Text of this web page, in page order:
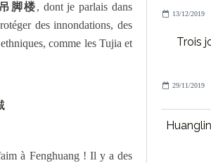
脚楼, dont je parlais dans
des innondations, des
comme les Tujia et
à Fenghuang ! Il y a des
13/12/2019
Trois
29/11/2019